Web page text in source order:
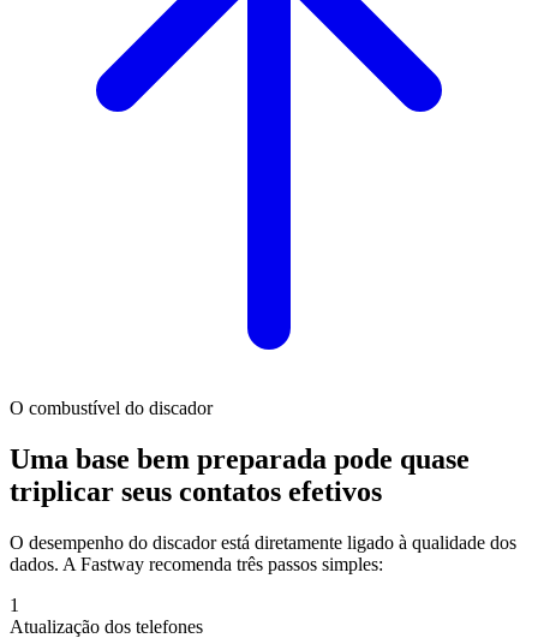
O combustível do discador
Uma base bem preparada pode quase
triplicar seus contatos efetivos
O desempenho do discador está diretamente ligado à qualidade dos
dados. A Fastway recomenda três passos simples:
1
Atualização dos telefones